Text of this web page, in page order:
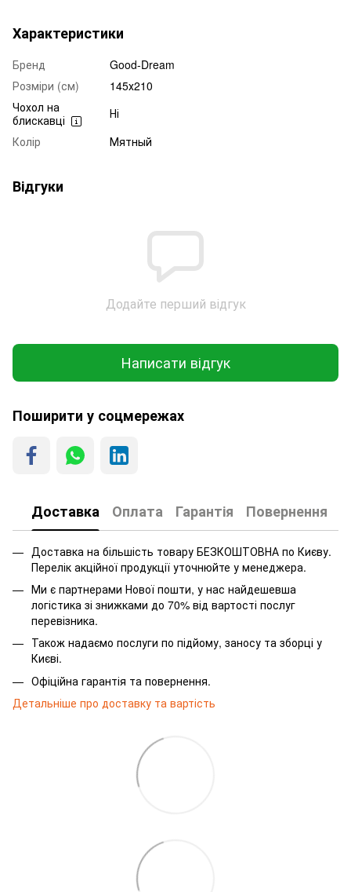
Характеристики
Бренд
Good-Dream
Розміри (см)
145х210
Чохол на
блискавці
Ні
Колір
Мятный
Відгуки
Додайте перший відгук
Написати відгук
Поширити у соцмережах
Доставка Оплата Гарантія Повернення
Доставка на більшість товару БЕЗКОШТОВНА по Києву.
Перелік акційної продукції уточнюйте у менеджера.
Ми є партнерами Нової пошти, у нас найдешевша
логістика зі знижками до 70% від вартості послуг
перевізника.
Також надаємо послуги по підйому, заносу та зборці у
Києві.
Офіційна гарантія та повернення.
Детальніше про доставку та вартість